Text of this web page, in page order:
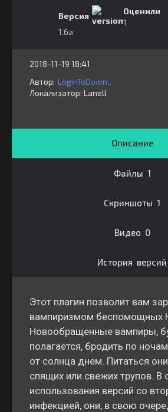
Версия
1.6a
Оценили
1
2018-11-19 18:41
Автор:
LoginToDownload
Локализатор: ⁣⁣⁣Lanell
Описание
Файлы 1
Скриншоты 1
Видео 0
История версий
Этот плагин позволит вам
вампиризмом беспомощных
Новообращенные вампиры,
полагается, бродить по
от солнца днем. Питаться
спящих или свежих трупов. В
использования версий со
инфекцией, они, в свою